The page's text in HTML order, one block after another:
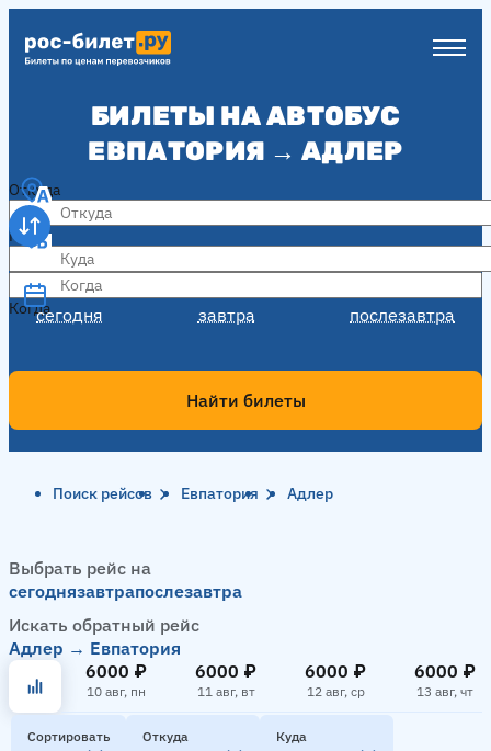
БИЛЕТЫ НА АВТОБУС
ЕВПАТОРИЯ → АДЛЕР
Откуда
Куда
Когда
сегодня завтра послезавтра
Когда
Найти билеты
Поиск рейсов Евпатория Адлер
Выбрать рейс на
сегоднязавтрапослезавтра
Искать обратный рейс
Адлер → Евпатория
6000 ₽
10 авг, пн
6000 ₽
11 авг, вт
6000 ₽
12 авг, ср
6000 ₽
13 авг, чт
Сортировать Откуда Куда